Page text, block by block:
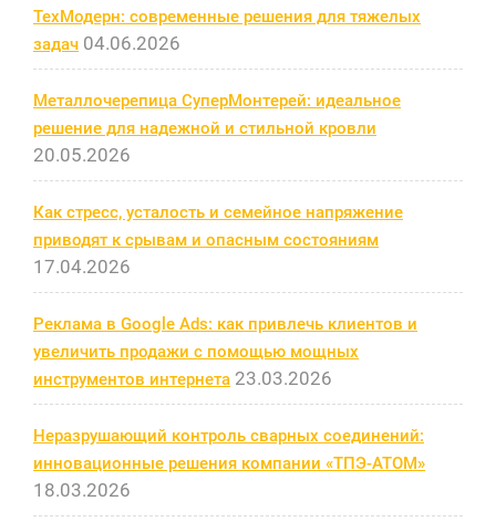
ТехМодерн: современные решения для тяжелых
задач 04.06.2026
Металлочерепица СуперМонтерей: идеальное
решение для надежной и стильной кровли
20.05.2026
Как стресс, усталость и семейное напряжение
приводят к срывам и опасным состояниям
17.04.2026
Реклама в Google Ads: как привлечь клиентов и
увеличить продажи с помощью мощных
инструментов интернета 23.03.2026
Неразрушающий контроль сварных соединений:
инновационные решения компании «ТПЭ-АТОМ»
18.03.2026